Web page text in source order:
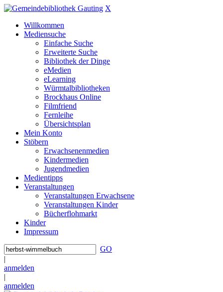
X
Willkommen
Mediensuche
Einfache Suche
Erweiterte Suche
Bibliothek der Dinge
eMedien
eLearning
Würmtalbibliotheken
Brockhaus Online
Filmfriend
Fernleihe
Übersichtsplan
Mein Konto
Stöbern
Erwachsenenmedien
Kindermedien
Jugendmedien
Medientipps
Veranstaltungen
Veranstaltungen Erwachsene
Veranstaltungen Kinder
Bücherflohmarkt
Kinder
Impressum
GO
|
anmelden
|
anmelden